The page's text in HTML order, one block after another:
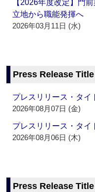
【2026年度改定】門
立地から職能発揮へ
2026年03月11日 (水)
Press Release
プレスリリース・タ
2026年08月07日 (金)
プレスリリース・タ
2026年08月06日 (木)
Press Release